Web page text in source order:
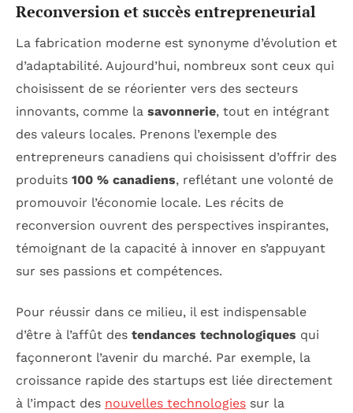
Reconversion et succès entrepreneurial
La fabrication moderne est synonyme d’évolution et
d’adaptabilité. Aujourd’hui, nombreux sont ceux qui
choisissent de se réorienter vers des secteurs
innovants, comme la savonnerie, tout en intégrant
des valeurs locales. Prenons l’exemple des
entrepreneurs canadiens qui choisissent d’offrir des
produits 100 % canadiens, reflétant une volonté de
promouvoir l’économie locale. Les récits de
reconversion ouvrent des perspectives inspirantes,
témoignant de la capacité à innover en s’appuyant
sur ses passions et compétences.
Pour réussir dans ce milieu, il est indispensable
d’être à l’affût des tendances technologiques qui
façonneront l’avenir du marché. Par exemple, la
croissance rapide des startups est liée directement
à l’impact des nouvelles technologies sur la